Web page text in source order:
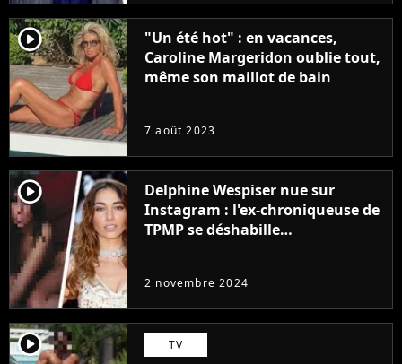
player2
"Un été hot" : en vacances,
Caroline Margeridon oublie tout,
même son maillot de bain
7 août 2023
player2
Delphine Wespiser nue sur
Instagram : l'ex-chroniqueuse de
TPMP se déshabille
monde)
2 novembre 2024
player2 TV